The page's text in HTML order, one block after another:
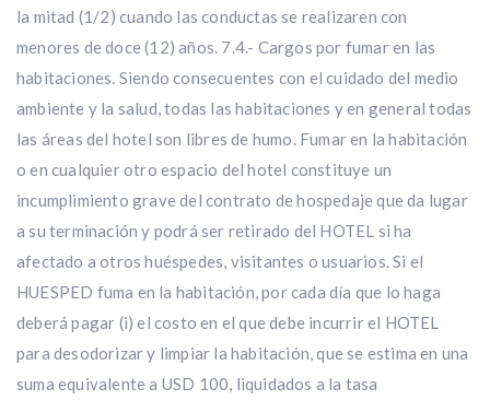
la mitad (1/2) cuando las conductas se realizaren con
menores de doce (12) años. 7.4.- Cargos por fumar en las
habitaciones. Siendo consecuentes con el cuidado del medio
ambiente y la salud, todas las habitaciones y en general todas
las áreas del hotel son libres de humo. Fumar en la habitación
o en cualquier otro espacio del hotel constituye un
incumplimiento grave del contrato de hospedaje que da lugar
a su terminación y podrá ser retirado del HOTEL si ha
afectado a otros huéspedes, visitantes o usuarios. Si el
HUESPED fuma en la habitación, por cada día que lo haga
deberá pagar (i) el costo en el que debe incurrir el HOTEL
para desodorizar y limpiar la habitación, que se estima en una
suma equivalente a USD 100, liquidados a la tasa